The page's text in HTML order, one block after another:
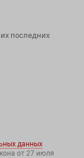
последних
данных
от 27 июля